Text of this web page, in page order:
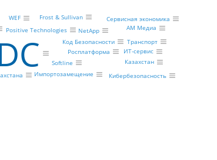
Softline
Росплатформа
Код Безопасности
NetApp
Positive Technologies
Импортозамещение Кибербезопасность
Казахстан
Сервисная экономика
Транспорт
ИТ-сервис
АМ Медиа
Frost & Sullivan
WEF